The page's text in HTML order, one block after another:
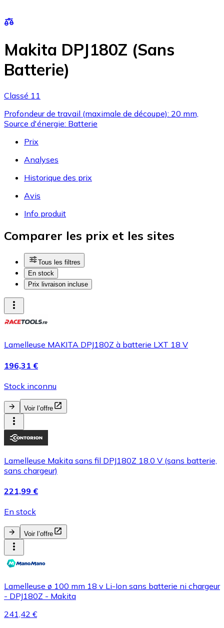
Makita DPJ180Z (Sans
Batterie)
Classé 11
Profondeur de travail (maximale de découpe): 20 mm,
Source d'énergie: Batterie
Prix
Analyses
Historique des prix
Avis
Info produit
Comparer les prix et les sites
Tous les filtres
En stock
Prix livraison incluse
Lamelleuse MAKITA DPJ180Z à batterie LXT 18 V
196,31 €
Stock inconnu
Voir l’offre
Lamelleuse Makita sans fil DPJ180Z 18.0 V (sans batterie,
sans chargeur)
221,99 €
En stock
Voir l’offre
Lamelleuse ø 100 mm 18 v Li-Ion sans batterie ni chargeur
- DPJ180Z - Makita
241,42 €